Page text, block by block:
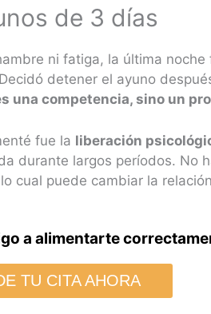
de 3 días
ni fatiga, la última
detener el ayuno
una competencia, sino un
fue la liberación
durante largos períodos. No
cual puede cambiar la
a alimentarte
TU CITA AHORA